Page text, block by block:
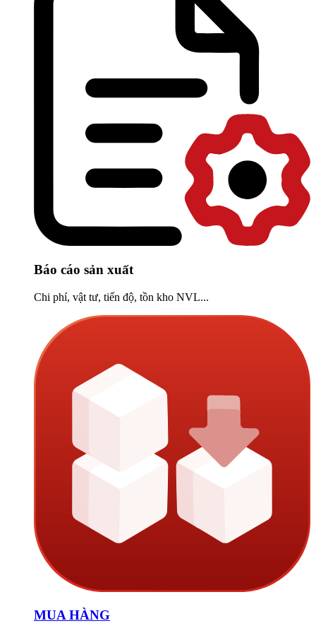
Báo cáo sản xuất
Chi phí, vật tư, tiến độ, tồn kho NVL...
MUA HÀNG